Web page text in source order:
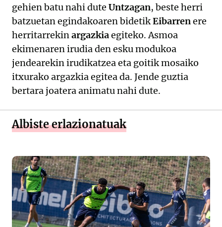
gehien batu nahi dute Untzagan, beste herri
batzuetan egindakoaren bidetikEibarrenere
herritarrekinargazkiaegiteko. Asmoa
ekimenaren irudia den esku modukoa
jendearekin irudikatzea eta goitik mosaiko
itxurako argazkia egitea da. Jende guztia
bertara joatera animatu nahi dute.
Albiste erlazionatuak